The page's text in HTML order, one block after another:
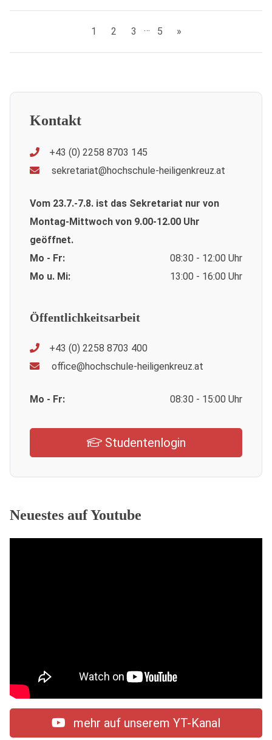
1 2 3 … 5 »
Kontakt
+43 (0) 2258 8703 145
sekretariat@hochschule-heiligenkreuz.at
Vom 23.7.-7.8. ist das Sekretariat nur von
Montag-Mittwoch von 9.00-12.00 Uhr
geöffnet.
Mo - Fr:
08:30 - 12:00 Uhr
Mo u. Mi:
13:00 - 16:00 Uhr
Öffentlichkeitsarbeit
+43 (0) 2258 8703 400
office@hochschule-heiligenkreuz.at
Mo - Fr: 08:30 - 15:00 Uhr
Studentenlogin
Neuestes auf Youtube
mehr auf unserem YT-Kanal